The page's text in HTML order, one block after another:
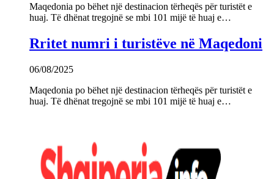
Maqedonia po bëhet një destinacion tërheqës për turistët e
huaj. Të dhënat tregojnë se mbi 101 mijë të huaj e…
Rritet numri i turistëve në Maqedoni
06/08/2025
Maqedonia po bëhet një destinacion tërheqës për turistët e
huaj. Të dhënat tregojnë se mbi 101 mijë të huaj e…